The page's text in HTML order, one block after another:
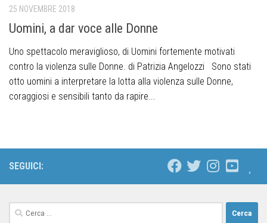
25 NOVEMBRE 2018
Uomini, a dar voce alle Donne
Uno spettacolo meraviglioso, di Uomini fortemente motivati
contro la violenza sulle Donne. di Patrizia Angelozzi Sono stati
otto uomini a interpretare la lotta alla violenza sulle Donne,
coraggiosi e sensibili tanto da rapire...
SEGUICI: